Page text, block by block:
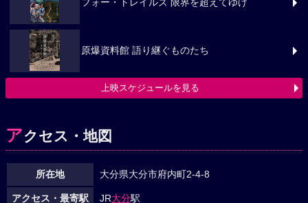
フォー・トレイルズ 限界を超えてゆけ
原爆資料館 語り継ぐものたち
上映スケジュールを見る
アクセス・地図
所在地 大分県大分市府内町2-4-8
アクセス・最寄駅 JR大分駅